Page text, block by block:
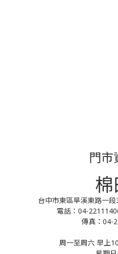
門市
棉
台中市東區旱溪東路一
電話：04-
傳真：04-
周一至周六 早上